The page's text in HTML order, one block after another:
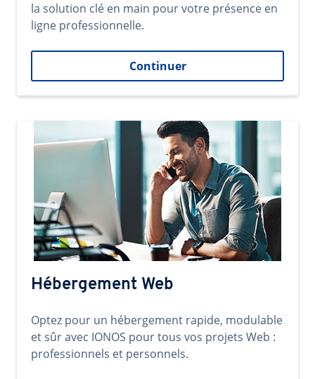
la solution clé en main pour votre présence en
ligne professionnelle.
Continuer
Hébergement Web
Optez pour un hébergement rapide, modulable
et sûr avec IONOS pour tous vos projets Web :
professionnels et personnels.